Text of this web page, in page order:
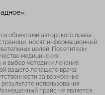
объектами авторского права.
носят информационный
целей. Посетители
медицинских
выбор методики лечения
вашего лечащего врача!
за возможные
использования
прайс не является